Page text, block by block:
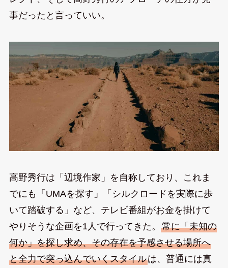
事だったと言っていい。
高野秀行は「辺境作家」を自称しており、これま
でにも「UMAを探す」「シルクロードを実際に歩
いて踏破する」など、テレビ番組がお金を掛けて
やりそうな企画を1人で行ってきた。 常に「未知の
何か」を探し求め、その存在を予感させる場所へ
と全力で突っ込んでいくスタイルは、普通には真